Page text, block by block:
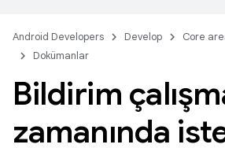
Android Developers Develop Core
Dokümanlar
Bildirim
zamanında